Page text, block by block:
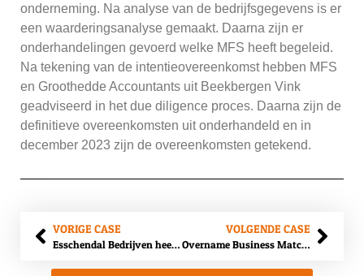
onderneming. Na analyse van de bedrijfsgegevens is er
een waarderingsanalyse gemaakt. Daarna zijn er
onderhandelingen gevoerd welke MFS heeft begeleid.
Na tekening van de intentieovereenkomst hebben MFS
en Groothedde Accountants uit Beekbergen Vink
geadviseerd in het due diligence proces. Daarna zijn de
definitieve overeenkomsten uit onderhandeld en in
december 2023 zijn de overeenkomsten getekend.
VORIGE CASE
Esschendal Bedrijven heeft de GSM-reparatiewinkel Repairhouse in Zutphen overgenomen.
VOLGENDE CASE
Overname Business Match door VEVR